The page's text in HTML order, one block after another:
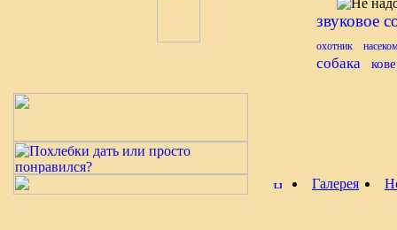
звуковое
охотник
собака
Галерея